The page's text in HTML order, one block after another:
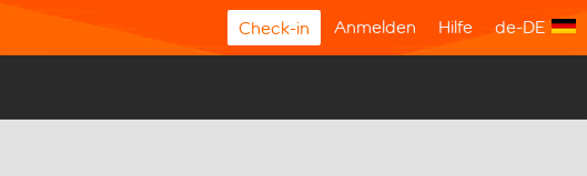
Check-in Anmelden Hilfe de-DE